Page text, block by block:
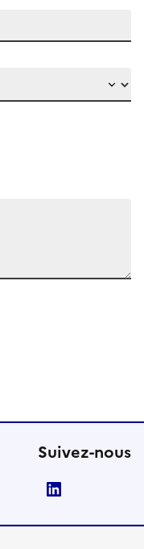
Suivez-nous